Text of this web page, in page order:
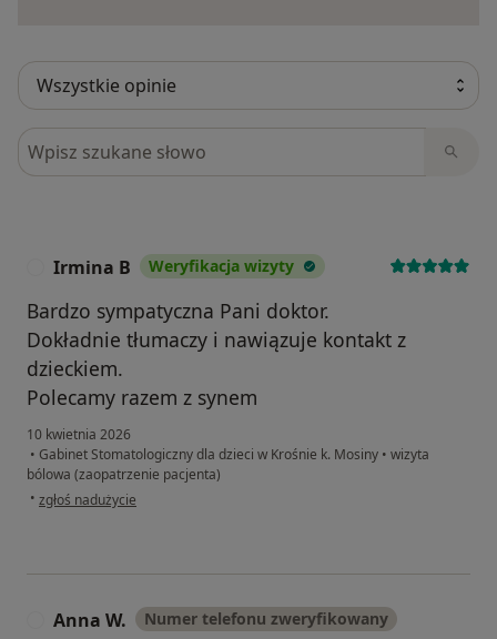
Szukaj w opiniach
Irmina B Weryfikacja wizyty
Bardzo sympatyczna Pani doktor.
Dokładnie tłumaczy i nawiązuje kontakt z
dzieckiem.
Polecamy razem z synem
10 kwietnia 2026
• Gabinet Stomatologiczny dla dzieci w Krośnie k. Mosiny • wizyta
bólowa (zaopatrzenie pacjenta)
• w opinii użytkownika Irmina B
zgłoś nadużycie
Anna W. Numer telefonu zweryfikowany